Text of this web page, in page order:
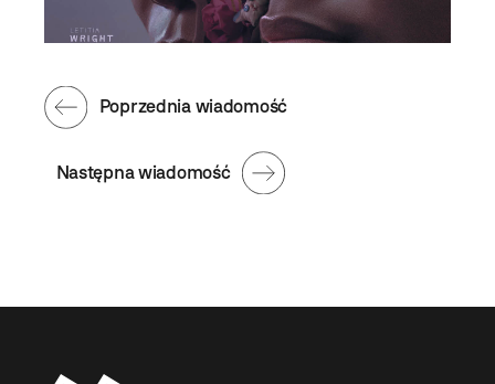
Następna wiadomość
Poprzednia wiadomość